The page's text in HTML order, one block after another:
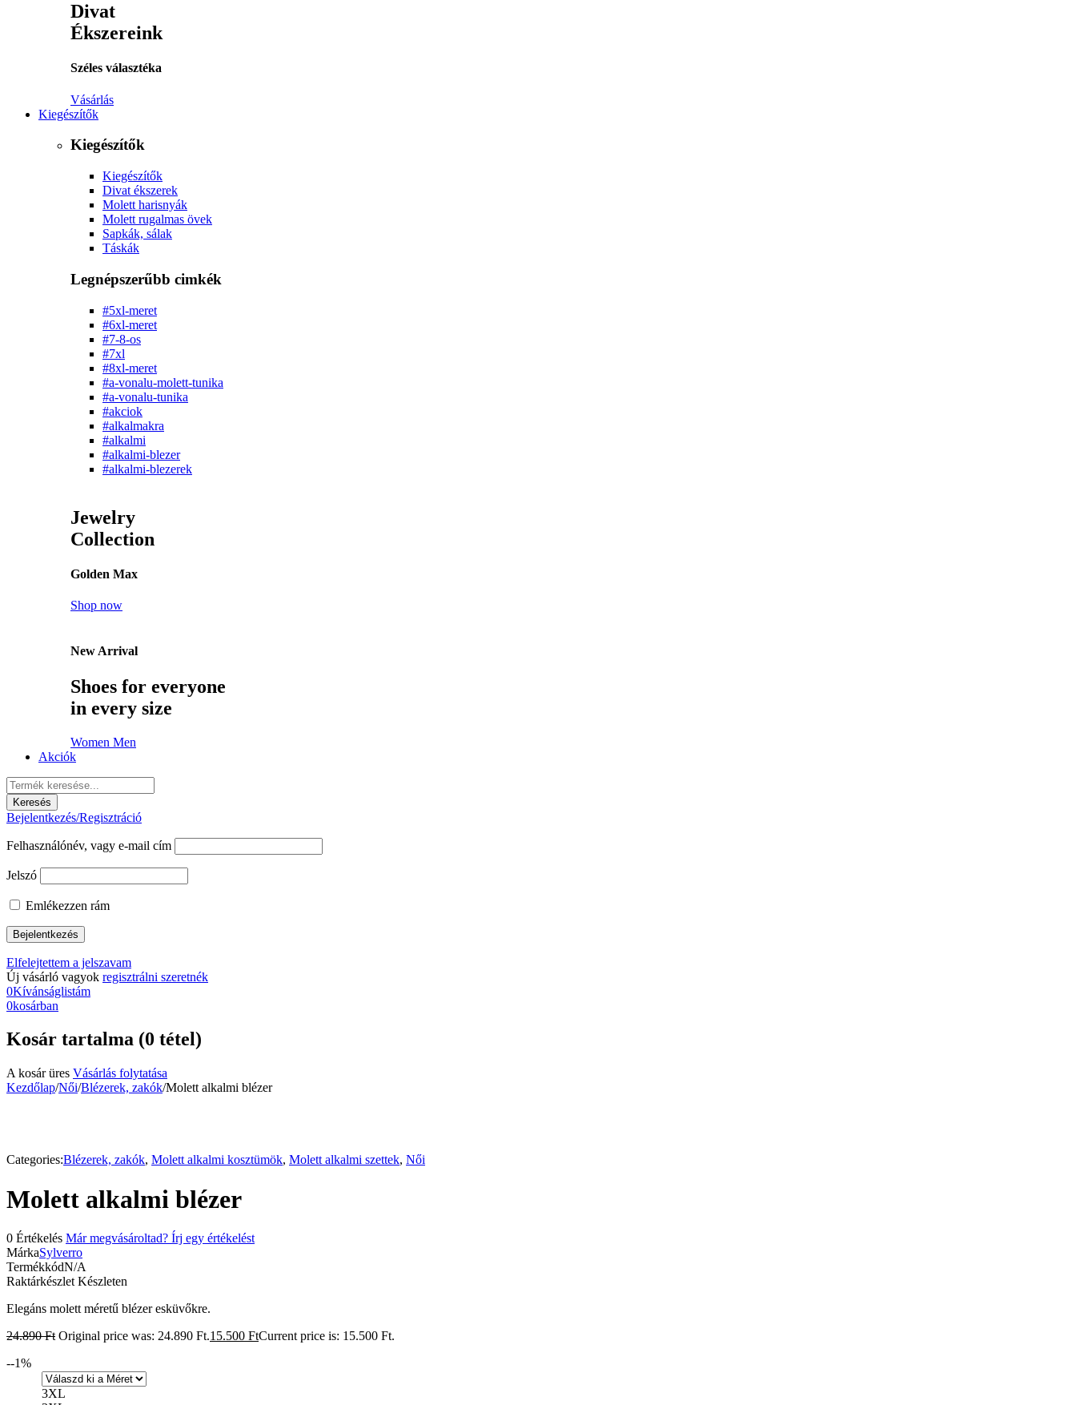
Divat
Ékszereink
Széles választéka
Vásárlás
Kiegészítők
Kiegészítők
Kiegészítők
Divat ékszerek
Molett harisnyák
Molett rugalmas övek
Sapkák, sálak
Táskák
Legnépszerűbb cimkék
#5xl-meret
#6xl-meret
#7-8-os
#7xl
#8xl-meret
#a-vonalu-molett-tunika
#a-vonalu-tunika
#akciok
#alkalmakra
#alkalmi
#alkalmi-blezer
#alkalmi-blezerek
Jewelry
Collection
Golden Max
Shop now
New Arrival
Shoes for everyone
in every size
Women Men
Akciók
Bejelentkezés/Regisztráció
Felhasználónév, vagy e-mail cím
Jelszó
Emlékezzen rám
Elfelejtettem a jelszavam
Új vásárló vagyok regisztrálni szeretnék
0Kívánságlistám
0kosárban
Kosár tartalma (0 tétel)
A kosár üres Vásárlás folytatása
Kezdőlap/Női/Blézerek, zakók/Molett alkalmi blézer
Categories:Blézerek, zakók, Molett alkalmi kosztümök, Molett alkalmi szettek, Női
Molett alkalmi blézer
0 Értékelés Már megvásároltad? Írj egy értékelést
MárkaSylverro
TermékkódN/A
Raktárkészlet Készleten
Elegáns molett méretű blézer esküvőkre.
24.890Ft Original price was: 24.890 Ft.15.500 FtCurrent price is: 15.500 Ft.
--1%
3XL